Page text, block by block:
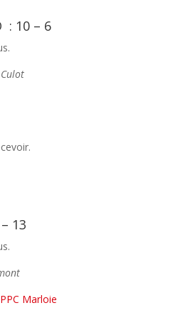
: 10 – 6
13
Marloie